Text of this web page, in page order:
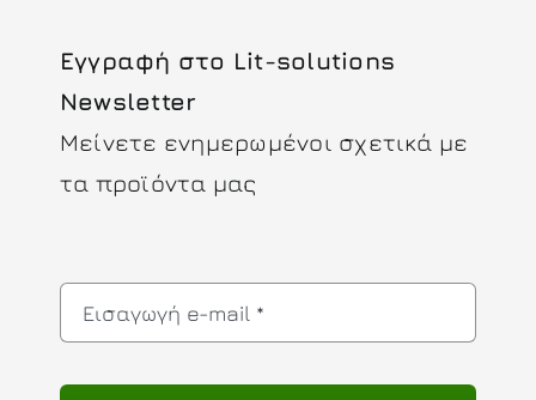
Εγγραφή στο Lit-solutions
Newsletter
Μείνετε ενημερωμένοι σχετικά με
τα προϊόντα μας